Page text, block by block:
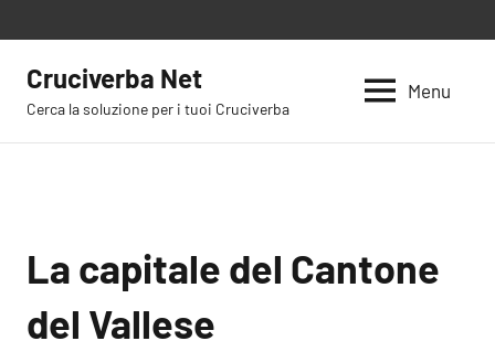
contenuto
Cruciverba Net
Cerca la soluzione per i tuoi Cruciverba
Menu
La capitale del Cantone
del Vallese